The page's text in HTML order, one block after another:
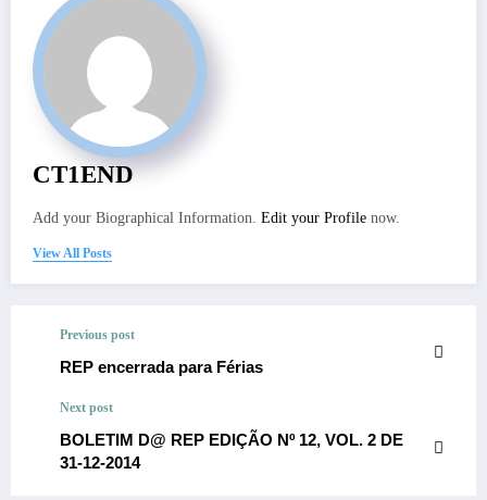
CT1END
Add your Biographical Information. Edit your Profile now.
View All Posts
Previous post
REP encerrada para Férias
Next post
BOLETIM D@ REP EDIÇÃO Nº 12, VOL. 2 DE
31-12-2014